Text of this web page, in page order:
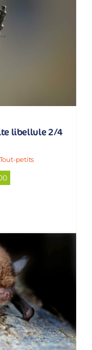
libellule 2/4
petits